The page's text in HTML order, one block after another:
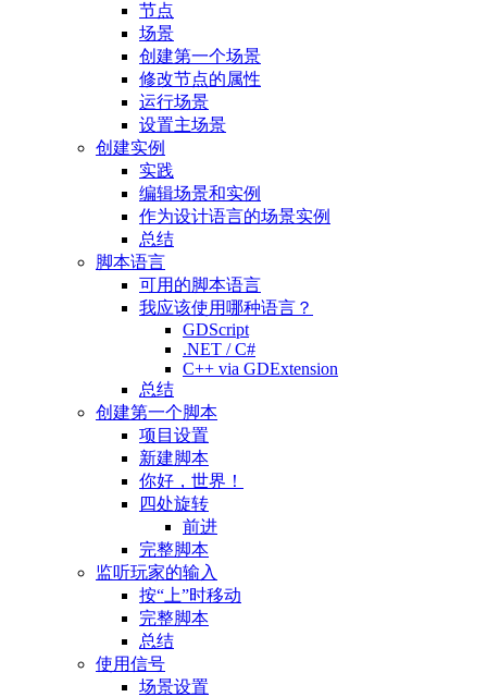
节点
场景
创建第一个场景
修改节点的属性
运行场景
设置主场景
创建实例
实践
编辑场景和实例
作为设计语言的场景实例
总结
脚本语言
可用的脚本语言
我应该使用哪种语言？
GDScript
.NET / C#
C++ via GDExtension
总结
创建第一个脚本
项目设置
新建脚本
你好，世界！
四处旋转
前进
完整脚本
监听玩家的输入
按“上”时移动
完整脚本
总结
使用信号
场景设置